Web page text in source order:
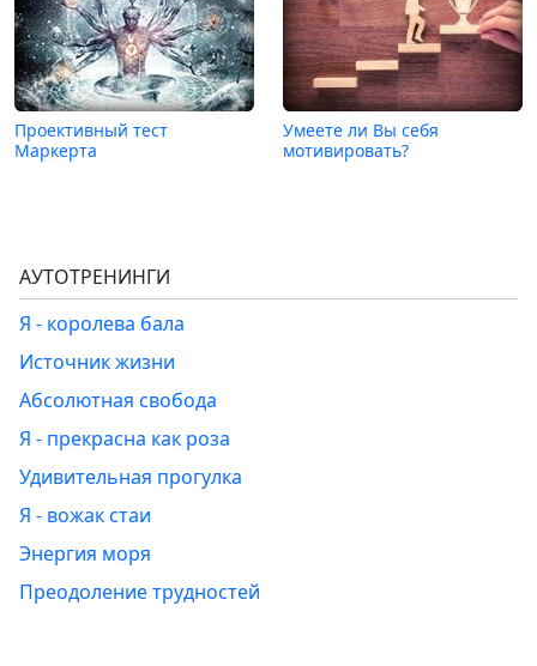
Проективный тест
Маркерта
Умеете ли Вы себя
мотивировать?
АУТОТРЕНИНГИ
Я - королева бала
Источник жизни
Абсолютная свобода
Я - прекрасна как роза
Удивительная прогулка
Я - вожак стаи
Энергия моря
Преодоление трудностей